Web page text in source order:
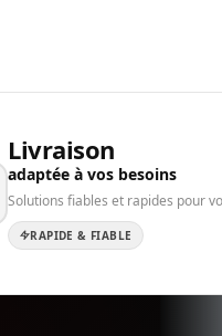
Livraison
adaptée à vos besoins
Solutions fiables et rapides pour
RAPIDE & FIABLE